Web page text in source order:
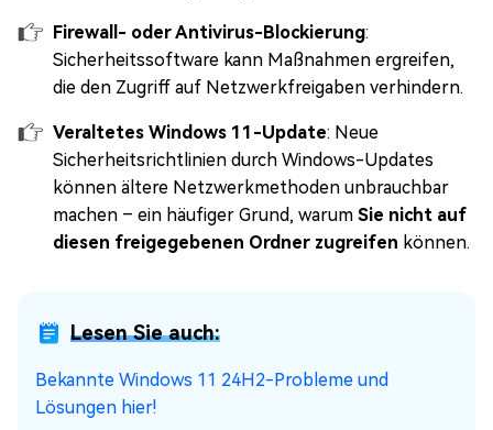
Firewall- oder Antivirus-Blockierung:
Sicherheitssoftware kann Maßnahmen ergreifen,
die den Zugriff auf Netzwerkfreigaben verhindern.
Veraltetes Windows 11-Update: Neue
Sicherheitsrichtlinien durch Windows-Updates
können ältere Netzwerkmethoden unbrauchbar
machen – ein häufiger Grund, warum Sie nicht auf
diesen freigegebenen Ordner zugreifen können.
Lesen Sie auch:
Bekannte Windows 11 24H2-Probleme und
Lösungen hier!